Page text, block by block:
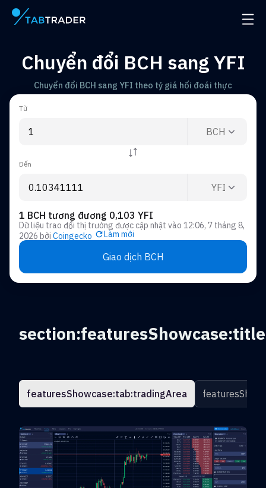
Trang chính Mở
Chuyển đổi BCH sang YFI
Chuyển đổi BCH sang YFI theo tỷ giá hối đoái thực
Từ
BCH
Đến
YFI
1 BCH tương đương 0,103 YFI
Dữ liệu trao đổi thị trường được cập nhật vào 12:06, 7 tháng 8,
2026 bởi Coingecko Làm mới
Giao dịch BCH
section:featuresShowcase:title
featuresShowcase:tab:tradingArea